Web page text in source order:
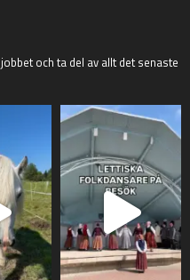
och ta del av allt det senaste